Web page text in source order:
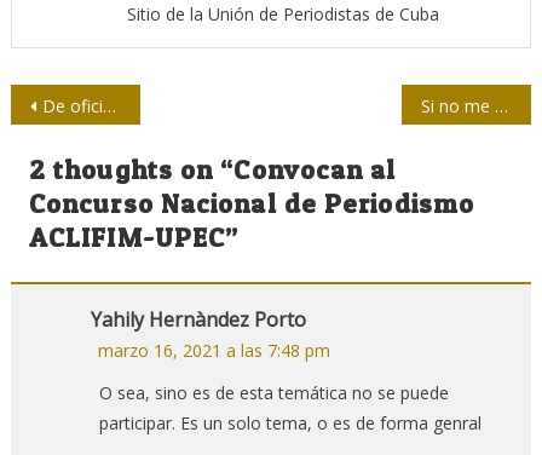
Sitio de la Unión de Periodistas de Cuba
Navegación
de
entradas
De oficio a profesión Si no me hago un buen periodista me quito la vida
2 thoughts on “Convocan al
Concurso Nacional de Periodismo
ACLIFIM-UPEC”
Yahily Hernàndez Porto
marzo 16, 2021 a las 7:48 pm
O sea, sino es de esta temática no se puede
participar. Es un solo tema, o es de forma genral